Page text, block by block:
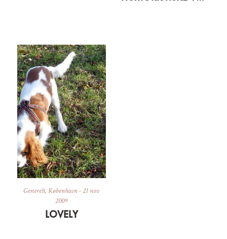
Generelt,København-21 nov
2009
LOVELY